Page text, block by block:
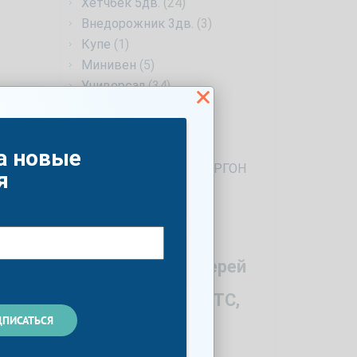
Внедорожник 3дв. (3)
Купе (1)
Минивен (5)
Универсал (34)
ПРОМТОВАРНЫЙ ФУРГОН
Год
Количество дверей
Мощность по ПТС,
л.с.
новые